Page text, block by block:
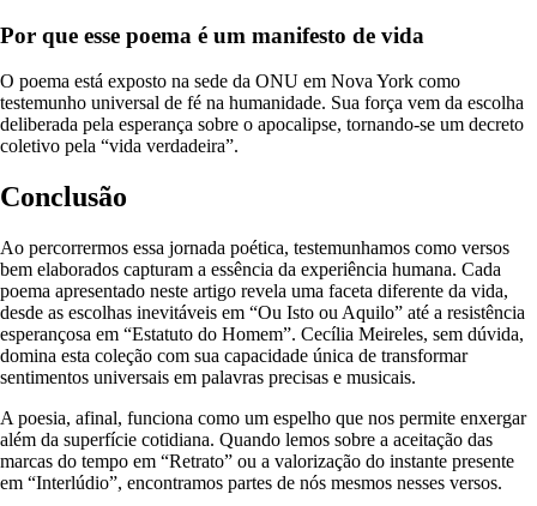
Por que esse poema é um manifesto de vida
O poema está exposto na sede da ONU em Nova York como
testemunho universal de fé na humanidade. Sua força vem da escolha
deliberada pela esperança sobre o apocalipse, tornando-se um decreto
coletivo pela “vida verdadeira”.
Conclusão
Ao percorrermos essa jornada poética, testemunhamos como versos
bem elaborados capturam a essência da experiência humana. Cada
poema apresentado neste artigo revela uma faceta diferente da vida,
desde as escolhas inevitáveis em “Ou Isto ou Aquilo” até a resistência
esperançosa em “Estatuto do Homem”. Cecília Meireles, sem dúvida,
domina esta coleção com sua capacidade única de transformar
sentimentos universais em palavras precisas e musicais.
A poesia, afinal, funciona como um espelho que nos permite enxergar
além da superfície cotidiana. Quando lemos sobre a aceitação das
marcas do tempo em “Retrato” ou a valorização do instante presente
em “Interlúdio”, encontramos partes de nós mesmos nesses versos.